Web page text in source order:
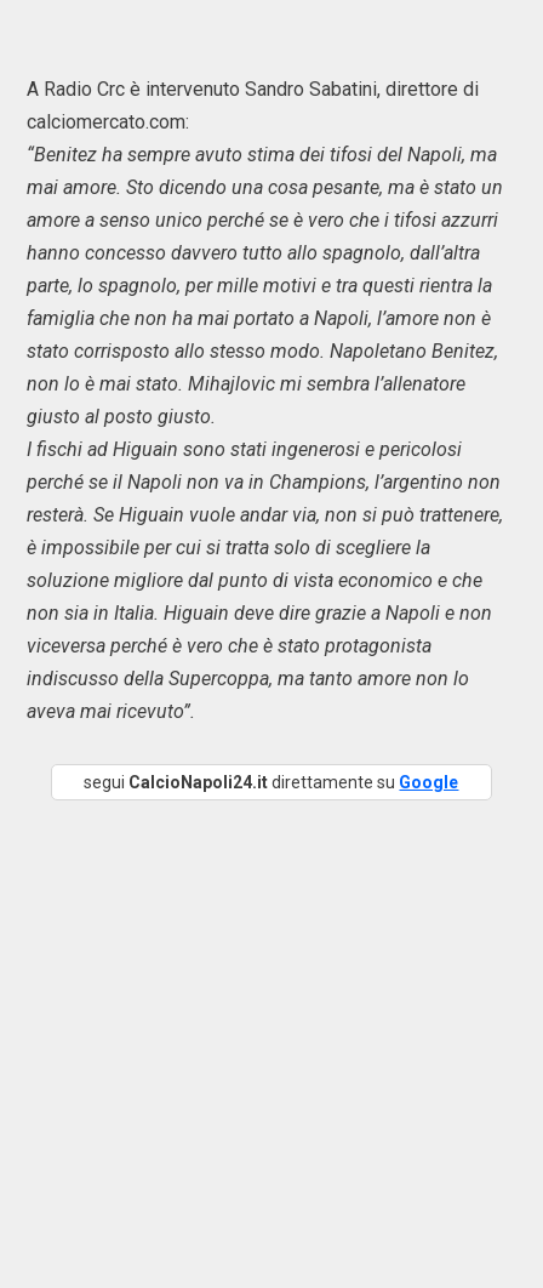
A Radio Crc è intervenuto Sandro Sabatini, direttore di
calciomercato.com:
“Benitez ha sempre avuto stima dei tifosi del Napoli, ma
mai amore. Sto dicendo una cosa pesante, ma è stato un
amore a senso unico perché se è vero che i tifosi azzurri
hanno concesso davvero tutto allo spagnolo, dall’altra
parte, lo spagnolo, per mille motivi e tra questi rientra la
famiglia che non ha mai portato a Napoli, l’amore non è
stato corrisposto allo stesso modo. Napoletano Benitez,
non lo è mai stato. Mihajlovic mi sembra l’allenatore
giusto al posto giusto.
I fischi ad Higuain sono stati ingenerosi e pericolosi
perché se il Napoli non va in Champions, l’argentino non
resterà. Se Higuain vuole andar via, non si può trattenere,
è impossibile per cui si tratta solo di scegliere la
soluzione migliore dal punto di vista economico e che
non sia in Italia. Higuain deve dire grazie a Napoli e non
viceversa perché è vero che è stato protagonista
indiscusso della Supercoppa, ma tanto amore non lo
aveva mai ricevuto”.
segui CalcioNapoli24.itdirettamente su Google